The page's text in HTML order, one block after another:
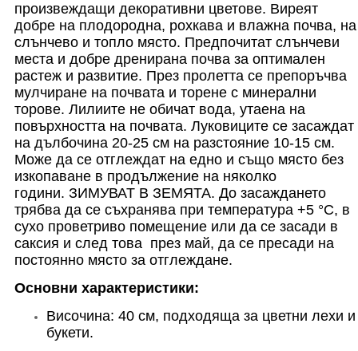
произвеждащи декоративни цветове. Виреят
добре на плодородна, рохкава и влажна почва, на
слънчево и топло място. Предпочитат слънчеви
места и добре дренирана почва за оптимален
растеж и развитие. През пролетта се препоръчва
мулчиране на почвата и торене с минерални
торове. Лилиите не обичат вода, утаена на
повърхността на почвата. Луковиците се засаждат
на дълбочина 20-25 см на разстояние 10-15 см.
Може да се отглеждат на едно и също място без
изкопаване в продължение на няколко
години. ЗИМУВАТ В ЗЕМЯТА. До засаждането
трябва да се съхранява при температура +5 °C, в
сухо проветриво помещение или да се засади в
саксия и след това през май, да се пресади на
постоянно място за отглеждане.
Основни характеристики:
Височина: 40 см, подходяща за цветни лехи и
букети.